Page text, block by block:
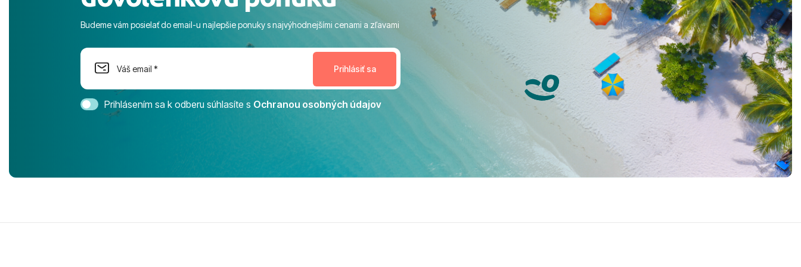
more. ​Program: Skvelé animácie a
na moment nenudil, no zároveň bol
dostatok priestoru na dokonalý relax. ​
Magic Life Jacaranda môžeme s čistým
svedomím odporučiť každému, kto hľadá
bezstarostnú dovolenku na vysokej
úrovni. Všetko bolo zabezpečené na
tešíme, kam s nami vyrazíte nabudúce!
Ďakujeme za skvelé spomienky. ​S
pozdravom a prianím mnohých ďalších
Budeme vám posielať do email-u najlepšie ponuky s najvýhodnejšími cenami a zľavami
Prihlásením sa k odberu súhlasíte s Ochranou osobných údajov